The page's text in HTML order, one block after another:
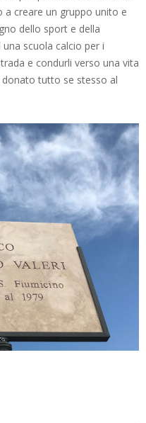
a creare un gruppo unito e
dello sport e della
scuola calcio per i
e condurli verso una vita
tutto se stesso al